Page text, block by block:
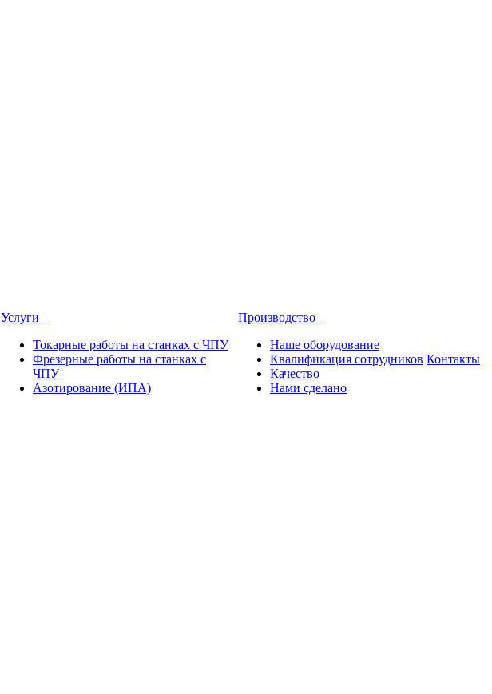
Услуги
Токарные работы на станках с ЧПУ
Фрезерные работы на станках с
ЧПУ
Азотирование (ИПА)
Производство
Наше оборудование
Квалификация сотрудников
Качество
Нами сделано
Контакты